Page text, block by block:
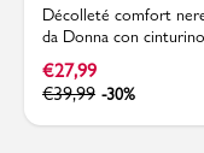
Décolleté comfort
da Donna con
tacco a blocco 7 cm P
Soft
€27,99
€39,99 -30%